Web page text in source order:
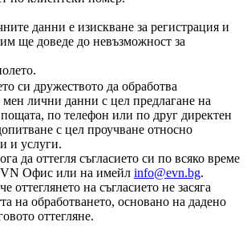
данни е изискване за регистрация и
ще доведе до невъзможност за
си дружеството да обработва
мен лични данни с цел предлагане на
по телефон или по друг директен
с цел проучване относно
и услуги.
да оттегля съгласието си по всяко време
Офис или на имейл info@evn.bg.
на съгласието не засяга
на обработването, основано на дадено
оттегляне.